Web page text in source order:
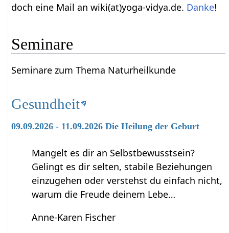
doch eine Mail an wiki(at)yoga-vidya.de. Danke!
Seminare
Seminare zum Thema Naturheilkunde
Gesundheit
09.09.2026 - 11.09.2026 Die Heilung der Geburt
Mangelt es dir an Selbstbewusstsein?
Gelingt es dir selten, stabile Beziehungen
einzugehen oder verstehst du einfach nicht,
warum die Freude deinem Lebe…
Anne-Karen Fischer